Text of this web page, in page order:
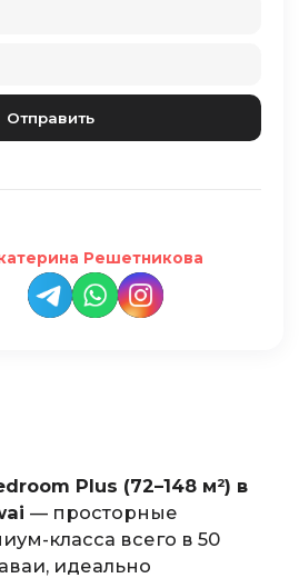
Решетникова
Plus (72–148 м²) в
— просторные
класса всего в 50
идеально